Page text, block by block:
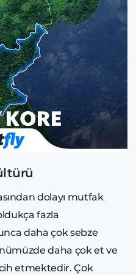
dolayı mutfak
fazla
daha çok sebze
daha çok et ve
etmektedir. Çok